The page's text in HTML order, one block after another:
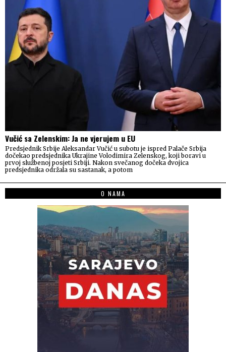
Vučić sa Zelenskim: Ja ne vjerujem u EU
Predsjednik Srbije Aleksandar Vučić u subotu je ispred Palače Srbija
dočekao predsjednika Ukrajine Volodimira Zelenskog, koji boravi u
prvoj službenoj posjeti Srbiji. Nakon svečanog dočeka dvojica
predsjednika održala su sastanak, a potom
O NAMA